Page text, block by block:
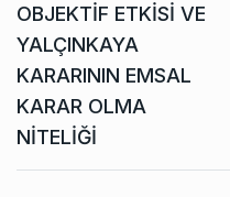
OBJEKTİF ETKİSİ VE
YALÇINKAYA
KARARININ EMSAL
KARAR OLMA
NİTELİĞİ